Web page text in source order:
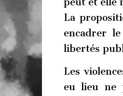
La
encadrer
libertés
Les
eu lieu ne